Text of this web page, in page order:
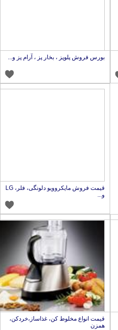
بورس فروش پلوپز ، بخار پز ، آرام پز و...
قیمت فروش مایکروویو دلونگی، فلر، LG
و...
قیمت انواع مخلوط کن، غذاساز،خردکن،
همزن